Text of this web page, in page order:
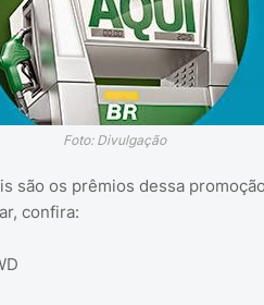
Foto: Divulgação
são os prêmios dessa
confira: